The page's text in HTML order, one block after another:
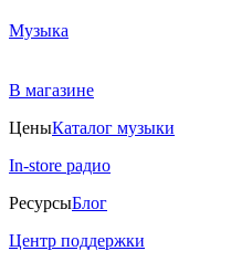
Музыка
В магазине
ЦеныКаталог музыки
In-store радио
РесурсыБлог
Центр поддержки